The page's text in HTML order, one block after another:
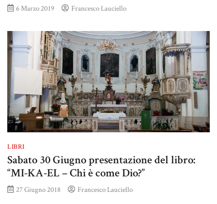
6 Marzo 2019 Francesco Lauciello
LIBRI
Sabato 30 Giugno presentazione del libro:
“MI-KA-EL – Chi è come Dio?”
27 Giugno 2018 Francesco Lauciello